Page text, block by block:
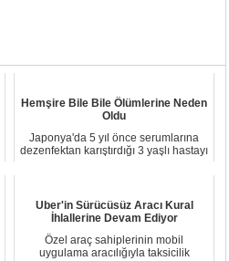
Hemşire Bile Bile Ölümlerine Neden
Oldu
Japonya'da 5 yıl önce serumlarına
dezenfektan karıştırdığı 3 yaşlı hastayı
Uber'in Sürücüsüz Aracı Kural
İhlallerine Devam Ediyor
Özel araç sahiplerinin mobil
uygulama aracılığıyla taksicilik